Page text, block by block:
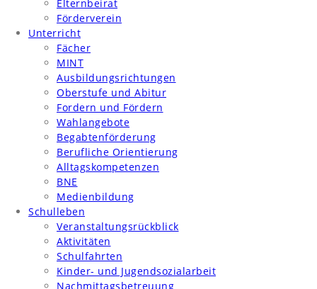
Elternbeirat
Förderverein
Unterricht
Fächer
MINT
Ausbildungsrichtungen
Oberstufe und Abitur
Fordern und Fördern
Wahlangebote
Begabtenförderung
Berufliche Orientierung
Alltagskompetenzen
BNE
Medienbildung
Schulleben
Veranstaltungsrückblick
Aktivitäten
Schulfahrten
Kinder- und Jugendsozialarbeit
Nachmittagsbetreuung